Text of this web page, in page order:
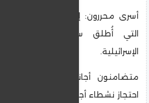
أسرى محررون: إعادة اعتقال عدد من
التي أُطلق سراحها سابقاً من
الإسرائيلية.
متضامنون أجانب: في إجراء
احتجاز نشطاء أجانب كانوا يتواجدون